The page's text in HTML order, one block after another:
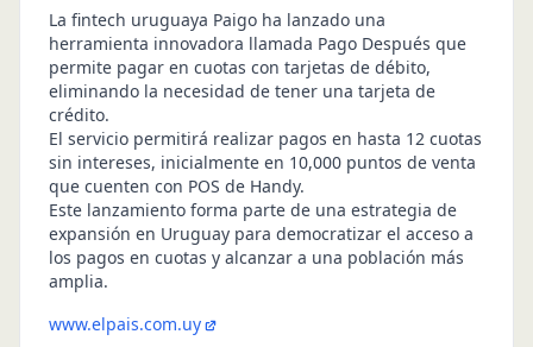
La fintech uruguaya Paigo ha lanzado una
herramienta innovadora llamada Pago Después que
permite pagar en cuotas con tarjetas de débito,
eliminando la necesidad de tener una tarjeta de
crédito.
El servicio permitirá realizar pagos en hasta 12 cuotas
sin intereses, inicialmente en 10,000 puntos de venta
que cuenten con POS de Handy.
Este lanzamiento forma parte de una estrategia de
expansión en Uruguay para democratizar el acceso a
los pagos en cuotas y alcanzar a una población más
amplia.
www.elpais.com.uy